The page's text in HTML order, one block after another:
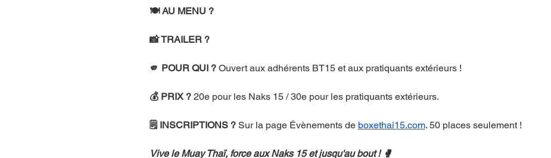
🍽️ AU MENU ?
📸 TRAILER ?
🫵 POUR QUI ? Ouvert aux adhérents BT15 et aux pratiquants extérieurs !
💰 PRIX ? 20e pour les Naks 15 / 30e pour les pratiquants extérieurs.
🗒️ INSCRIPTIONS ? Sur la page Évènements de boxethai15.com. 50 places seulement !
Vive le Muay Thaï, force aux Naks 15 et jusqu'au bout ! 🥊